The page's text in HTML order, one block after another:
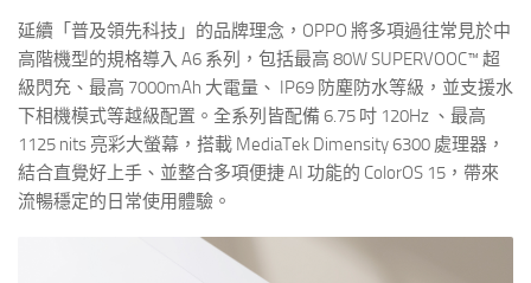
延續「普及領先科技」的品牌理念，OPPO 將多項過往常見於中
高階機型的規格導入 A6 系列，包括最高 80W SUPERVOOC™ 超
級閃充、最高 7000mAh 大電量、 IP69 防塵防水等級，並支援水
下相機模式等越級配置。全系列皆配備 6.75 吋 120Hz 、最高
1125 nits 亮彩大螢幕，搭載 MediaTek Dimensity 6300 處理器，
結合直覺好上手、並整合多項便捷 AI 功能的 ColorOS 15，帶來
流暢穩定的日常使用體驗。